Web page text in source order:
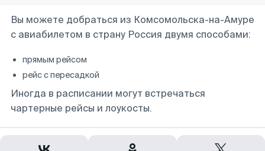
Вы можете добраться из Комсомольска-на-Амуре
с авиабилетом в страну Россия двумя способами:
прямым рейсом
рейс с пересадкой
Иногда в расписании могут встречаться
чартерные рейсы и лоукосты.